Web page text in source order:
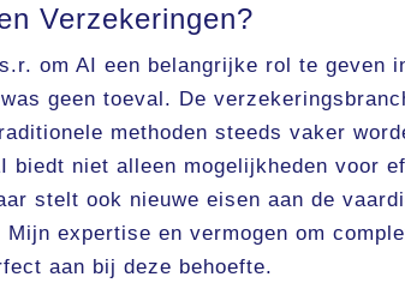
Verzekeringen?
om AI een belangrijke rol te geven
geen toeval. De
methoden steeds vaker
biedt niet alleen mogelijkheden voor
stelt ook nieuwe eisen aan de
Mijn expertise en vermogen om
aan bij deze behoefte.